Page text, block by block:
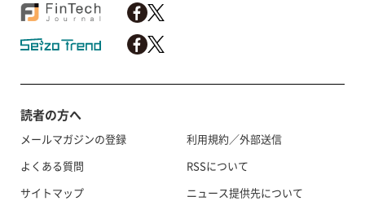
読者の方へ
メールマガジンの登録
よくある質問
サイトマップ
利用規約／外部送信
RSSについて
ニュース提供先について